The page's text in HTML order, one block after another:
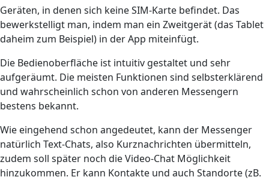
Geräten, in denen sich keine SIM-Karte befindet. Das
bewerkstelligt man, indem man ein Zweitgerät (das Tablet
daheim zum Beispiel) in der App miteinfügt.
Die Bedienoberfläche ist intuitiv gestaltet und sehr
aufgeräumt. Die meisten Funktionen sind selbsterklärend
und wahrscheinlich schon von anderen Messengern
bestens bekannt.
Wie eingehend schon angedeutet, kann der Messenger
natürlich Text-Chats, also Kurznachrichten übermitteln,
zudem soll später noch die Video-Chat Möglichkeit
hinzukommen. Er kann Kontakte und auch Standorte (zB.